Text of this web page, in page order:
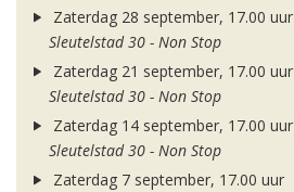
Zaterdag 28 september, 17.00 uur
Sleutelstad 30 - Non Stop
Zaterdag 21 september, 17.00 uur
Sleutelstad 30 - Non Stop
Zaterdag 14 september, 17.00 uur
Sleutelstad 30 - Non Stop
Zaterdag 7 september, 17.00 uur